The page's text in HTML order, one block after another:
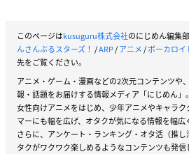
このページはkusuguru株式会社のにじめん編集
んさんぶるスターズ！ /ARP/アニメ/ボーカロイ
先をご覧ください。
アニメ・ゲーム・漫画などの2次元コンテンツや
報・話題をお届けする情報メディア「にじめん」。
女性向けアニメをはじめ、少年アニメやキャラ
マーにも幅を広げ、オタクが気になる情報を幅広
さらに、アンケート・ランキング・オタ活（推
タクがワクワク楽しめるようなコンテンツも発信